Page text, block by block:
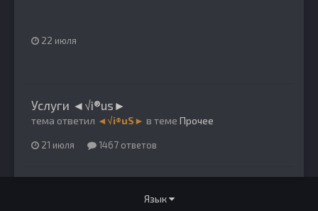
22 июля
Услуги ◄√i®us►
тема ответил ◄√i®uS► в теме Прочее
21 июля 1467 ответов
Язык